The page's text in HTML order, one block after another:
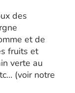
des
et de
fruits et
verte au
(voir notre